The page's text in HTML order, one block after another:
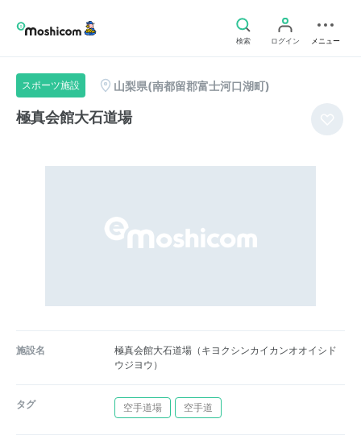
検索 ログイン メニュー
スポーツ施設 山梨県(南都留郡富士河口湖町)
極真会館大石道場
施設名
極真会館大石道場（キヨクシンカイカンオオイシド
ウジヨウ）
タグ 空手道場 空手道